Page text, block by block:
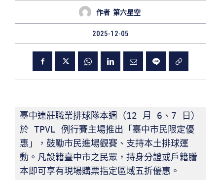
作者 第六星空
2025-12-05
臺中連莊職業排球隊本週（12 月 6、7 日）
於 TPVL 例行賽主場推出「臺中市民限定優
惠」，鼓勵市民進場觀賽、支持本土排球運
動。凡設籍臺中市之民眾，持身分證或戶籍謄
本即可享有現場購票指定區域五折優惠。